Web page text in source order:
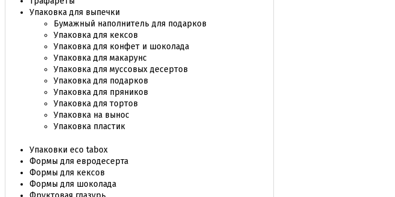
Упаковка для выпечки
Бумажный наполнитель для подарков
Упаковка для кексов
Упаковка для конфет и шоколада
Упаковка для макарунс
Упаковка для муссовых десертов
Упаковка для подарков
Упаковка для пряников
Упаковка для тортов
Упаковка на вынос
Упаковка пластик
Упаковки eco tabox
Формы для евродесерта
Формы для кексов
Формы для шоколада